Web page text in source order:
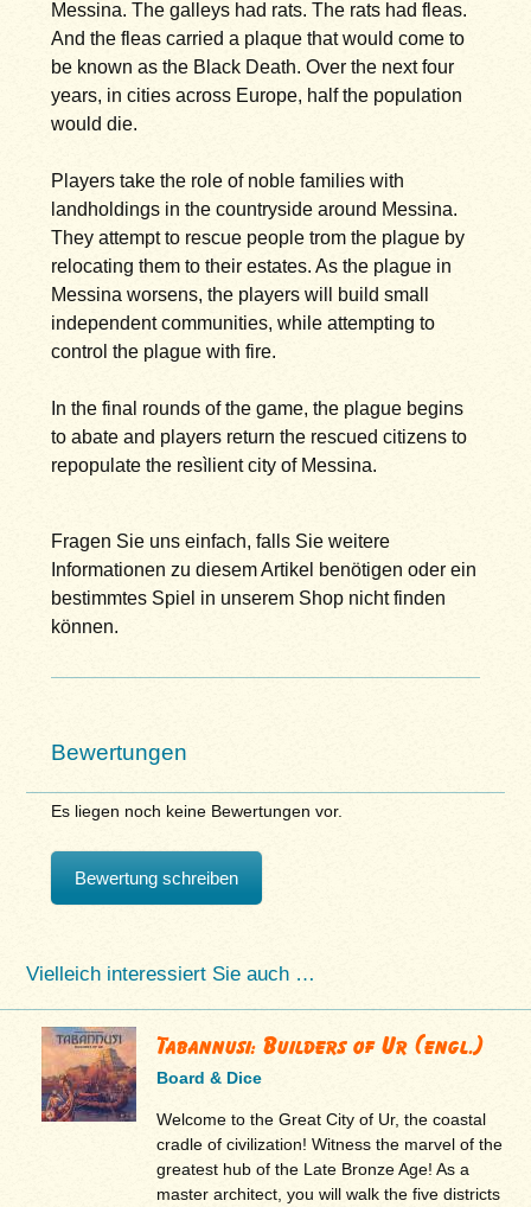
Messina. The galleys had rats. The rats had fleas.
And the fleas carried a plaque that would come to
be known as the Black Death. Over the next four
years, in cities across Europe, half the population
would die.
Players take the role of noble families with
landholdings in the countryside around Messina.
They attempt to rescue people trom the plague by
relocating them to their estates. As the plague in
Messina worsens, the players will build small
independent communities, while attempting to
control the plague with fire.
In the final rounds of the game, the plague begins
to abate and players return the rescued citizens to
repopulate the resìlient city of Messina.
Fragen Sie uns einfach, falls Sie weitere
Informationen zu diesem Artikel benötigen oder ein
bestimmtes Spiel in unserem Shop nicht finden
können.
Bewertungen
Es liegen noch keine Bewertungen vor.
Bewertung schreiben
Vielleich interessiert Sie auch …
Tabannusi: Builders of Ur (engl.)
Board & Dice
Welcome to the Great City of Ur, the coastal
cradle of civilization! Witness the marvel of the
greatest hub of the Late Bronze Age! As a
master architect, you will walk the five districts